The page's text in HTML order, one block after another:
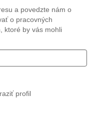
a povedzte nám o
o pracovných
ktoré by vás mohli
profil